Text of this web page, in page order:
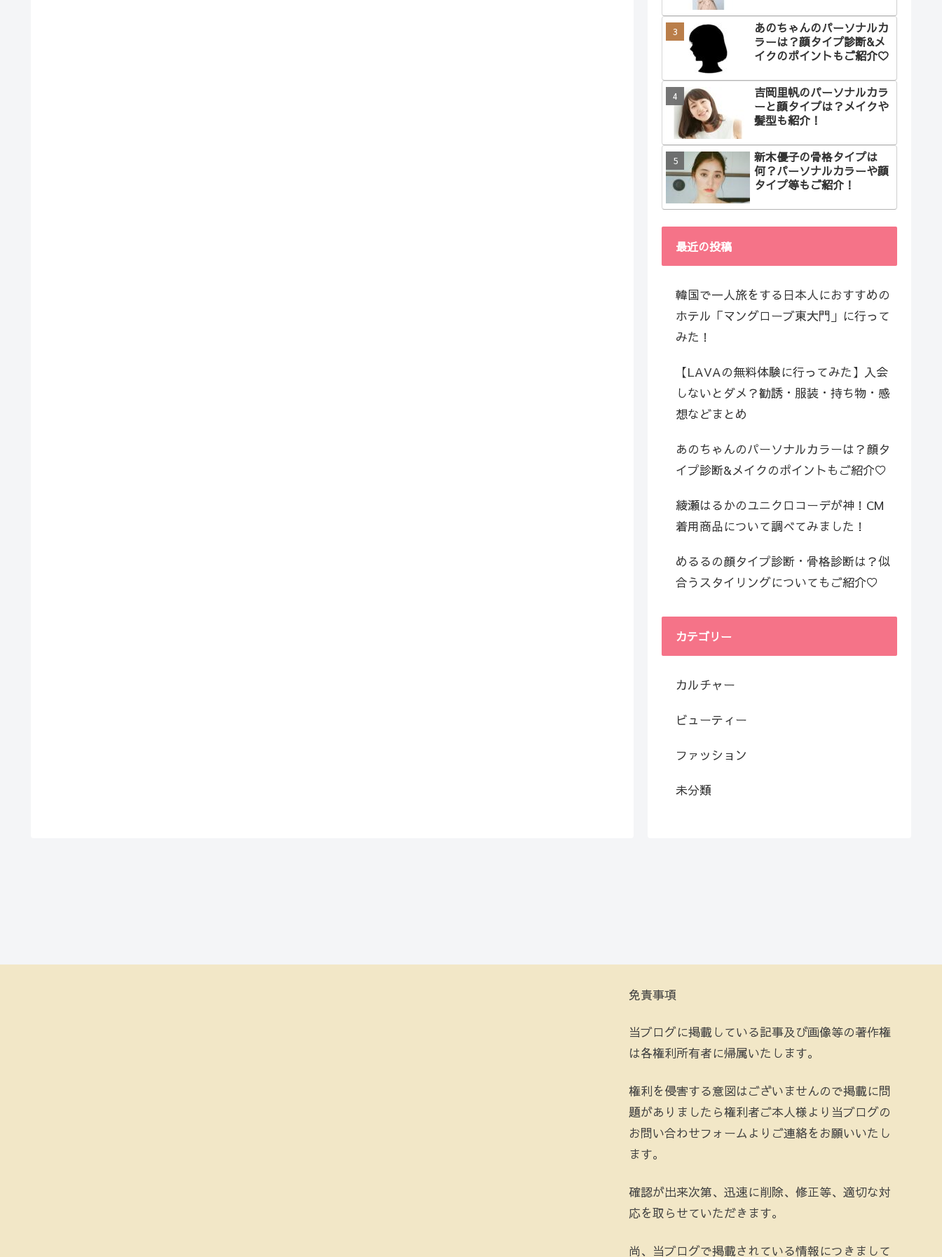
あのちゃんのパーソナルカ
ラーは？顔タイプ診断&メ
イクのポイントもご紹介♡
吉岡里帆のパーソナルカラ
ーと顔タイプは？メイクや
髪型も紹介！
新木優子の骨格タイプは
何？パーソナルカラーや顔
タイプ等もご紹介！
最近の投稿
韓国で一人旅をする日本人におすすめの
ホテル「マングローブ東大門」に行って
みた！
【LAVAの無料体験に行ってみた】入会
しないとダメ？勧誘・服装・持ち物・感
想などまとめ
あのちゃんのパーソナルカラーは？顔タ
イプ診断&メイクのポイントもご紹介♡
綾瀬はるかのユニクロコーデが神！CM
着用商品について調べてみました！
めるるの顔タイプ診断・骨格診断は？似
合うスタイリングについてもご紹介♡
カテゴリー
カルチャー
ビューティー
ファッション
未分類
免責事項
当ブログに掲載している記事及び画像等の著作権
は各権利所有者に帰属いたします。
権利を侵害する意図はございませんので掲載に問
題がありましたら権利者ご本人様より当ブログの
お問い合わせフォームよりご連絡をお願いいたし
ます。
確認が出来次第、迅速に削除、修正等、適切な対
応を取らせていただきます。
尚、当ブログで掲載されている情報につきまして